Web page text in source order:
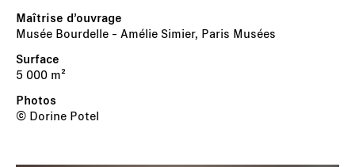
Musée Bourdelle - Amélie Simier, Paris Musées
5 000 m²
© Dorine Potel